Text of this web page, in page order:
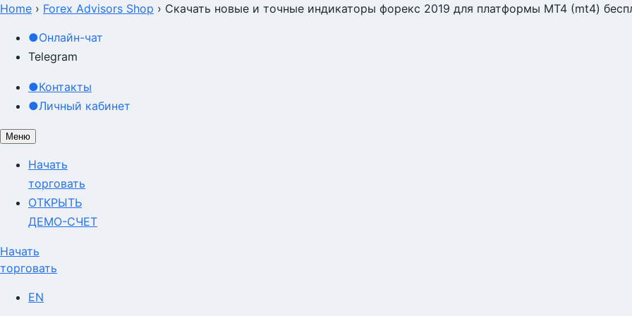
Скачать новые и точные индикаторы форекс 2019
Home › Forex Advisors Shop › Скачать новые и точные индикаторы форекс 2019 для платформы МТ4 (mt4)
●Онлайн-чат
Telegram
●Контакты
●Личный кабинет
Меню
Начать
торговать
ОТКРЫТЬ
ДЕМО-СЧЕТ
Начать
торговать
EN